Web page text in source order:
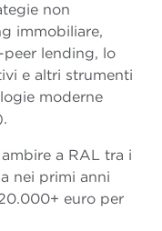
non
immobiliare,
lending, lo
e altri strumenti
moderne
a RAL tra i
nei primi anni
euro per